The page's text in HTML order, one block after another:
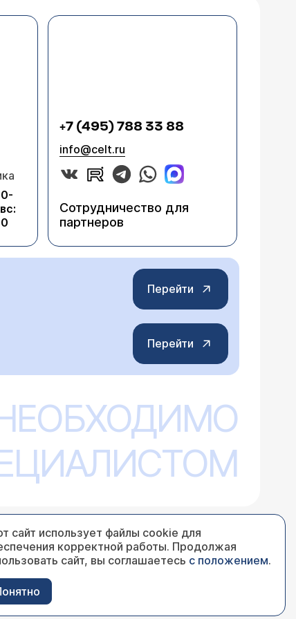
+7 (495) 788 33 88
info@celt.ru
Сотрудничество для
партнеров
Перейти
Перейти
сайт использует файлы cookie для
корректной работы. Продолжая
сайт, вы соглашаетесь с положением.